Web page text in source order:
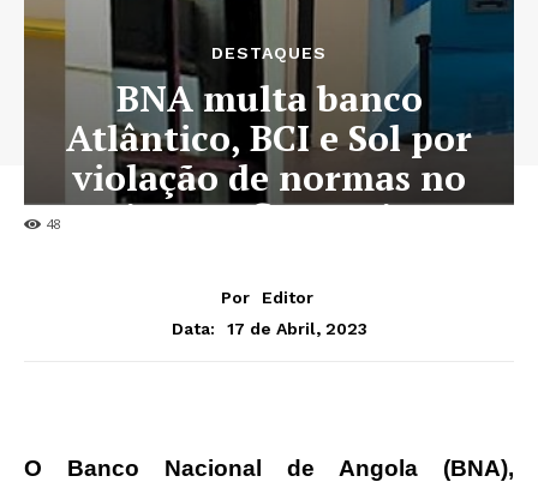
48
DESTAQUES
BNA multa banco
Atlântico, BCI e Sol por
violação de normas no
sistema financeiro
Por
Editor
Data:
17 de Abril, 2023
O Banco Nacional de Angola (BNA),